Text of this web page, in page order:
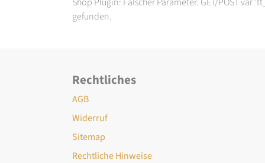
gefunden.
Rechtliches
AGB
Widerruf
Sitemap
Rechtliche Hinweise